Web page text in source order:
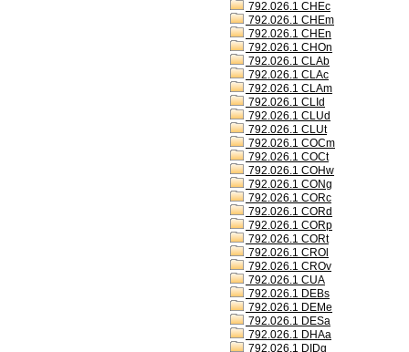
792.026.1 CHEc
792.026.1 CHEm
792.026.1 CHEn
792.026.1 CHOn
792.026.1 CLAb
792.026.1 CLAc
792.026.1 CLAm
792.026.1 CLId
792.026.1 CLUd
792.026.1 CLUt
792.026.1 COCm
792.026.1 COCt
792.026.1 COHw
792.026.1 CONg
792.026.1 CORc
792.026.1 CORd
792.026.1 CORp
792.026.1 CORt
792.026.1 CROl
792.026.1 CROv
792.026.1 CUA
792.026.1 DEBs
792.026.1 DEMe
792.026.1 DESa
792.026.1 DHAa
792.026.1 DIDg